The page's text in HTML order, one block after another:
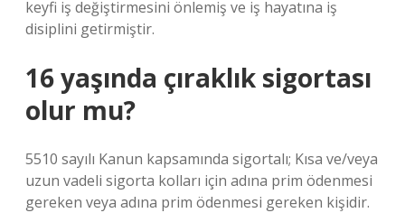
keyfi iş değiştirmesini önlemiş ve iş hayatına iş
disiplini getirmiştir.
16 yaşında çıraklık sigortası
olur mu?
5510 sayılı Kanun kapsamında sigortalı; Kısa ve/veya
uzun vadeli sigorta kolları için adına prim ödenmesi
gereken veya adına prim ödenmesi gereken kişidir.